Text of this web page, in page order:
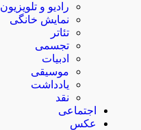
رادیو و تلویزیون
نمایش خانگی
تئاتر
تجسمی
ادبیات
موسیقی
یادداشت
نقد
اجتماعی
عکس